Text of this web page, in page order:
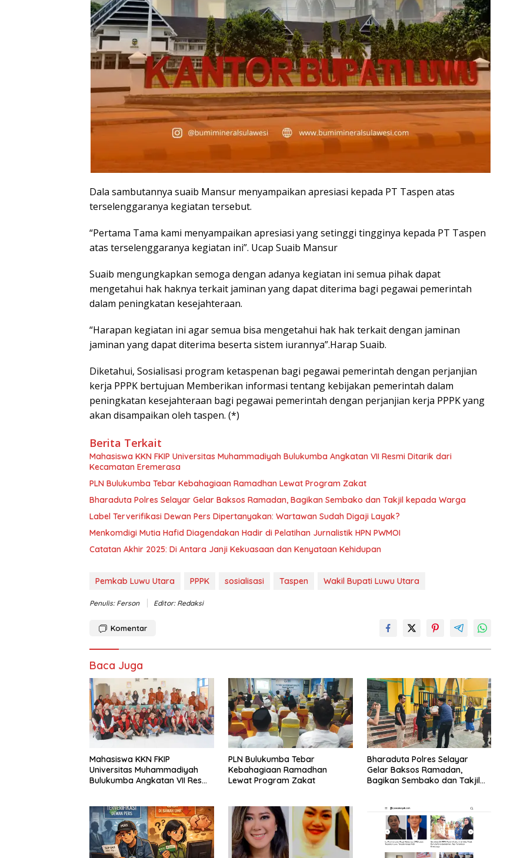
Dala sambutannya suaib Mansur menyampaikan apresiasi kepada PT Taspen atas
terselenggaranya kegiatan tersebut.
“Pertama Tama kami menyampaikan apresiasi yang setinggi tingginya kepada PT Taspen
atas terselenggaranya kegiatan ini”. Ucap Suaib Mansur
Suaib mengungkapkan semoga dengan adanya kegiatan ini semua pihak dapat
mengetahui hak haknya terkait jaminan yang dapat diterima bagi pegawai pemerintah
dalam peningkatan kesejahteraan.
“Harapan kegiatan ini agar semua bisa mengetahui hak hak terkait dengan jaminan
jaminan yang dapat diterima beserta sistem iurannya”.Harap Suaib.
Diketahui, Sosialisasi program ketaspenan bagi pegawai pemerintah dengan perjanjian
kerja PPPK bertujuan Memberikan informasi tentang kebijakan pemerintah dalam
peningkatan kesejahteraan bagi pegawai pemerintah dengan perjanjian kerja PPPK yang
akan disampaikan oleh taspen. (*)
Berita Terkait
Mahasiswa KKN FKIP Universitas Muhammadiyah Bulukumba Angkatan VII Resmi Ditarik dari
Kecamatan Eremerasa
PLN Bulukumba Tebar Kebahagiaan Ramadhan Lewat Program Zakat
Bharaduta Polres Selayar Gelar Baksos Ramadan, Bagikan Sembako dan Takjil kepada Warga
Label Terverifikasi Dewan Pers Dipertanyakan: Wartawan Sudah Digaji Layak?
Menkomdigi Mutia Hafid Diagendakan Hadir di Pelatihan Jurnalistik HPN PWMOI
‎Catatan Akhir 2025: Di Antara Janji Kekuasaan dan Kenyataan Kehidupan
Pemkab Luwu Utara PPPK sosialisasi Taspen Wakil Bupati Luwu Utara
Penulis: Ferson Editor: Redaksi
Komentar
Baca Juga
Mahasiswa KKN FKIP
Universitas Muhammadiyah
Bulukumba Angkatan VII Resmi
PLN Bulukumba Tebar
Kebahagiaan Ramadhan
Lewat Program Zakat
Bharaduta Polres Selayar
Gelar Baksos Ramadan,
Bagikan Sembako dan Takjil